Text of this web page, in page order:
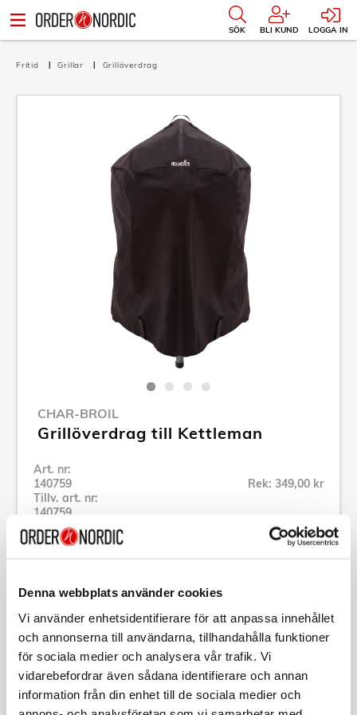
Denna webbplats använder cookies
Vi använder enhetsidentifierare för att anpassa innehållet
och annonserna till användarna, tillhandahålla funktioner
för sociala medier och analysera vår trafik. Vi
vidarebefordrar även sådana identifierare och annan
information från din enhet till de sociala medier och
SÖK BLI KUND LOGGA IN
Fritid Grillar Grillöverdrag
CHAR-BROIL
Grillöverdrag till Kettleman
Art. nr:
140759
Tillv. art. nr:
140759
Rek: 349,00 kr
Se alla produkter inom Char-Broil
Specifikation
Beskrivning
Art. nr:140759